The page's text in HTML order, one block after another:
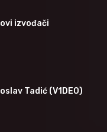
izvođači
Tadić (V1DEO)